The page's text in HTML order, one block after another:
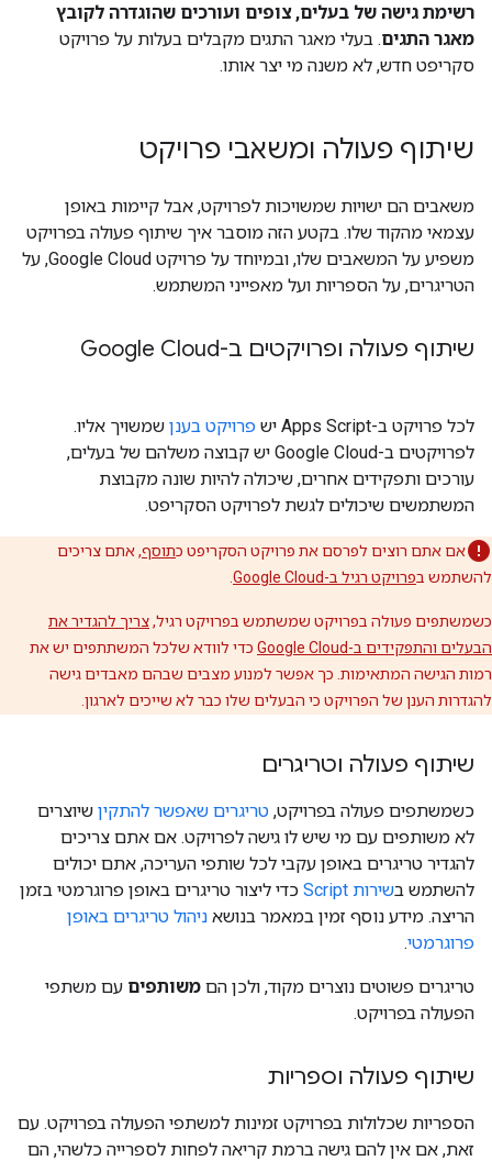
רשימת גישה של בעלים, צופים ועורכים שהוגדרה לקובץ
מאגר התגים. בעלי מאגר התגים מקבלים בעלות על פרויקט
סקריפט חדש, לא משנה מי יצר אותו.
שיתוף פעולה ומשאבי פרויקט
משאבים הם ישויות שמשויכות לפרויקט, אבל קיימות באופן
עצמאי מהקוד שלו. בקטע הזה מוסבר איך שיתוף פעולה בפרויקט
משפיע על המשאבים שלו, ובמיוחד על פרויקט Google Cloud, על
הטריגרים, על הספריות ועל מאפייני המשתמש.
שיתוף פעולה ופרויקטים ב-Google Cloud
לכל פרויקט ב-Apps Script יש פרויקט בענן שמשויך אליו.
לפרויקטים ב-Google Cloud יש קבוצה משלהם של בעלים,
עורכים ותפקידים אחרים, שיכולה להיות שונה מקבוצת
המשתמשים שיכולים לגשת לפרויקט הסקריפט.
אם אתם רוצים לפרסם את פרויקט הסקריפט כתוסף, אתם צריכים
להשתמש בפרויקט רגיל ב-Google Cloud
כשמשתפים פעולה בפרויקט שמשתמש בפרויקט רגיל,צריך להגדיר את
הבעלים והתפקידים ב-Google Cloud
כדי לוודא שלכל המשתתפים יש את
רמות הגישה המתאימות. כך אפשר למנוע מצבים שבהם מאבדים גישה
להגדרות הענן של הפרויקט כי הבעלים שלו כבר לא שייכים לארגון.
שיתוף פעולה וטריגרים
כשמשתפים פעולה בפרויקט, טריגרים שאפשר להתקין שיוצרים
לא משותפים עם מי שיש לו גישה לפרויקט. אם אתם צריכים
להגדיר טריגרים באופן עקבי לכל שותפי העריכה, אתם יכולים
להשתמש בשירות Script
כדי ליצור טריגרים באופן פרוגרמטי בזמן
הריצה. מידע נוסף זמין במאמר בנושא ניהול טריגרים באופן
פרוגרמטי.
טריגרים פשוטים נוצרים מקוד, ולכן הם משותפים עם משתפי
הפעולה בפרויקט.
שיתוף פעולה וספריות
הספריות שכלולות בפרויקט זמינות למשתפי הפעולה בפרויקט. עם
זאת, אם אין להם גישה ברמת קריאה לפחות לספרייה כלשהי, הם